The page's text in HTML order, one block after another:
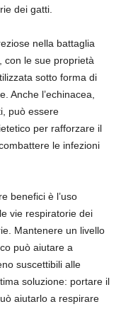
dei gatti.
nella battaglia
con le sue proprietà
sotto forma di
Anche l’echinacea,
può essere
per rafforzare il
le infezioni
benefici è l’uso
vie respiratorie dei
Mantenere un livello
può aiutare a
suscettibili alle
soluzione: portare il
aiutarlo a respirare